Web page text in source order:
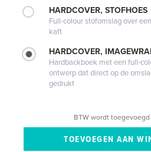
HARDCOVER, STOFHOES
Full-colour stofomslag over
kaft
HARDCOVER,
Hardbackboek met een full-
ontwerp dat direct op de
gedrukt
BTW wordt toegevoegd